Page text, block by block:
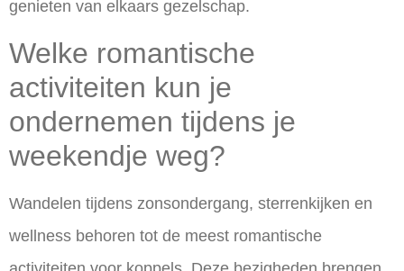
genieten van elkaars gezelschap.
Welke romantische
activiteiten kun je
ondernemen tijdens je
weekendje weg?
Wandelen tijdens zonsondergang, sterrenkijken en
wellness behoren tot de meest romantische